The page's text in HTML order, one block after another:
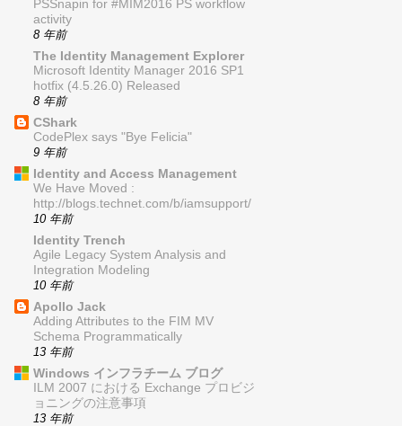
PSSnapin for #MIM2016 PS workflow
activity
8 年前
The Identity Management Explorer
Microsoft Identity Manager 2016 SP1
hotfix (4.5.26.0) Released
8 年前
CShark
CodePlex says "Bye Felicia"
9 年前
Identity and Access Management
We Have Moved :
http://blogs.technet.com/b/iamsupport/
10 年前
Identity Trench
Agile Legacy System Analysis and
Integration Modeling
10 年前
Apollo Jack
Adding Attributes to the FIM MV
Schema Programmatically
13 年前
Windows インフラチーム ブログ
ILM 2007 における Exchange プロビジ
ョニングの注意事項
13 年前